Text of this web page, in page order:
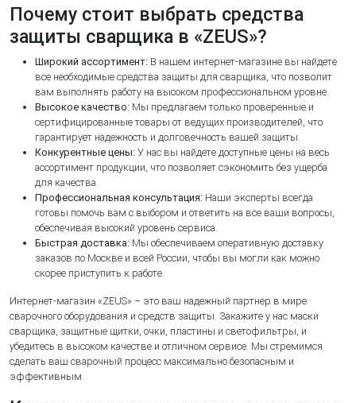
Почему стоит выбрать средства
защиты сварщика в «ZEUS»?
Широкий ассортимент: В нашем интернет-магазине вы найдете
все необходимые средства защиты для сварщика, что позволит
вам выполнять работу на высоком профессиональном уровне.
Высокое качество: Мы предлагаем только проверенные и
сертифицированные товары от ведущих производителей, что
гарантирует надежность и долговечность вашей защиты.
Конкурентные цены: У нас вы найдете доступные цены на весь
ассортимент продукции, что позволяет сэкономить без ущерба
для качества.
Профессиональная консультация: Наши эксперты всегда
готовы помочь вам с выбором и ответить на все ваши вопросы,
обеспечивая высокий уровень сервиса.
Быстрая доставка: Мы обеспечиваем оперативную доставку
заказов по Москве и всей России, чтобы вы могли как можно
скорее приступить к работе.
Интернет-магазин «ZEUS» – это ваш надежный партнер в мире
сварочного оборудования и средств защиты. Закажите у нас маски
сварщика, защитные щитки, очки, пластины и светофильтры, и
убедитесь в высоком качестве и отличном сервисе. Мы стремимся
сделать ваш сварочный процесс максимально безопасным и
эффективным.